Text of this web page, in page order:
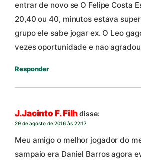
entrar de novo se O Felipe Costa
20,40 ou 40, minutos estava
grupo ele sabe jogar ex. O Leo
vezes oportunidade e nao agradou
Responder
J.Jacinto F. Filhdisse:
29 de agosto de 2016 às 22:17
Meu amigo o melhor jogador do
sampaio era Daniel Barros agora